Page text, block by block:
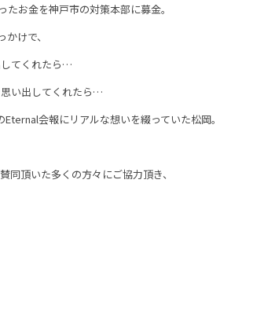
お金を神戸市の対策本部に募金。
けで、
してくれたら…
い出してくれたら…
会報にリアルな想いを綴っていた松岡。
頂いた多くの方々にご協力頂き、